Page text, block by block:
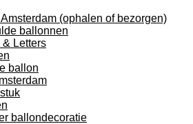
(ophalen of bezorgen)
ballonnen
Letters
ballon
ballondecoratie